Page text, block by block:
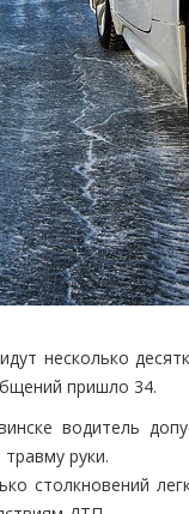
несколько
пришло 34.
водитель
руки.
столкновений